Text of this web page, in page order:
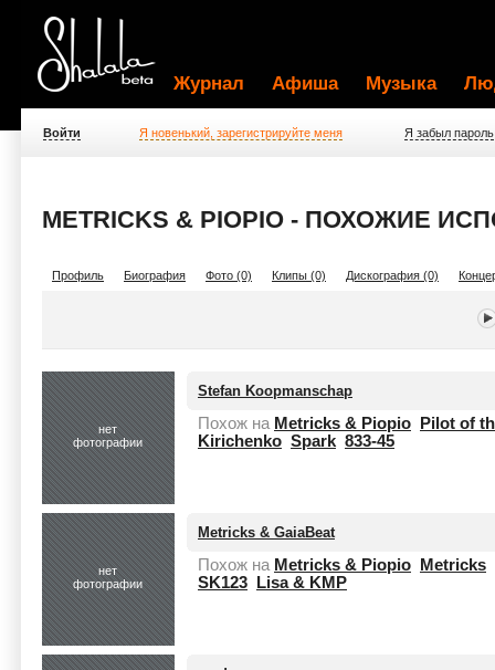
Журнал Афиша Музыка
Войти Я новенький, зарегистрируйте меня Я забыл пароль
METRICKS & PIOPIO - ПОХОЖИЕ
Профиль Биография Фото (0) Клипы (0) Дискография (0)
нет
фотографии
Stefan Koopmanschap
Похож на Metricks & Piopio
Pilot of
Kirichenko Spark 833-45
нет
фотографии
Metricks & GaiaBeat
Похож на Metricks & Piopio
Metricks
SK123
Lisa & KMP